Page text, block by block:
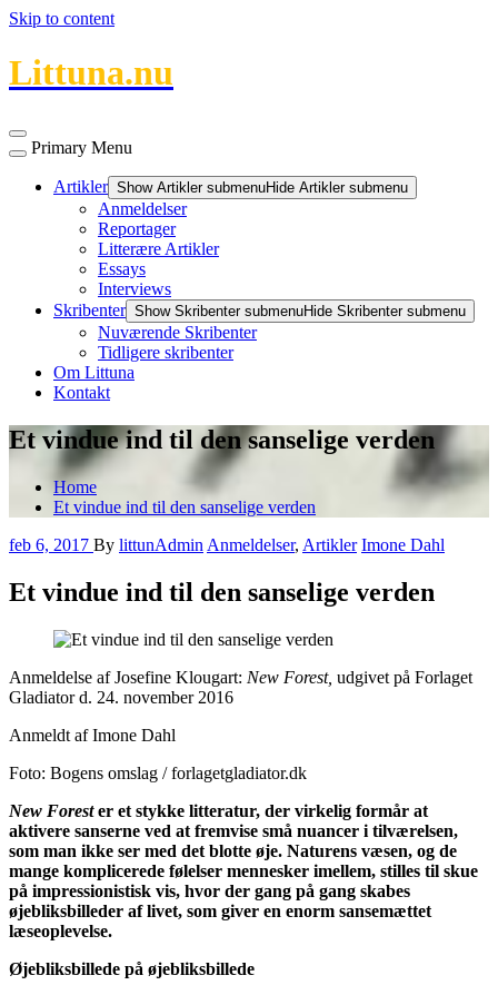
Skip to content
Littuna.nu
Primary Menu
Artikler Show Artikler submenuHide Artikler submenu
Anmeldelser
Reportager
Litterære Artikler
Essays
Interviews
Skribenter Show Skribenter submenuHide Skribenter submenu
Nuværende Skribenter
Tidligere skribenter
Om Littuna
Kontakt
Et vindue ind til den sanselige verden
Home
Et vindue ind til den sanselige verden
feb 6, 2017 By littunAdmin Anmeldelser, Artikler Imone Dahl
Et vindue ind til den sanselige verden
Anmeldelse af Josefine Klougart: New Forest, udgivet på Forlaget
Gladiator d. 24. november 2016
Anmeldt af Imone Dahl
Foto: Bogens omslag / forlagetgladiator.dk
New Forester et stykke litteratur, der virkelig formår at
aktivere sanserne ved at fremvise små nuancer i tilværelsen,
som man ikke ser med det blotte øje. Naturens væsen, og de
mange komplicerede følelser mennesker imellem, stilles til skue
på impressionistisk vis, hvor der gang på gang skabes
øjebliksbilleder af livet, som giver en enorm sansemættet
læseoplevelse.
Øjebliksbillede på øjebliksbillede